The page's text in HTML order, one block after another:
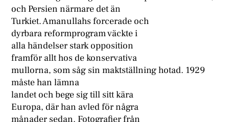
och Persien närmare det än
Turkiet. Amanullahs forcerade och
dyrbara reformprogram väckte i
alla händelser stark opposition
framför allt hos de konservativa
mullorna, som såg sin maktställning hotad. 1929
måste han lämna
landet och bege sig till sitt kära
Europa, där han avled för några
månader sedan. Fotografier från